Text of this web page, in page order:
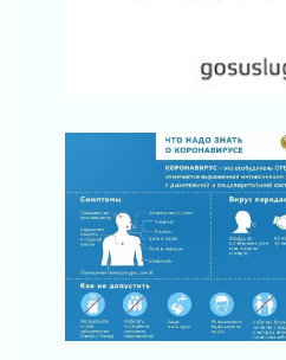
Юхла, мука, кантеле и
В Ленобласти открылась
летию Билибина
01 августа 2026
Лето без гаджетов
01 августа 2026
Болезнь девственниц и
01 августа 2026